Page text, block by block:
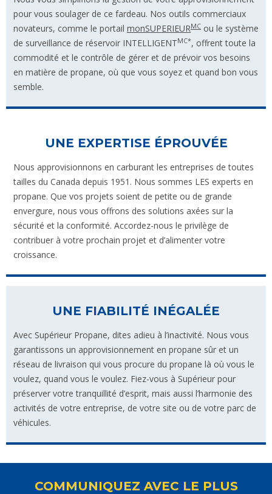
pour vous soulager de ce fardeau. Nos outils commerciaux
novateurs, comme le portail monSUPERIEURMC ou le système
de surveillance de réservoir INTELLIGENTMC*, offrent toute la
commodité et le contrôle de gérer et de prévoir vos besoins
en matière de propane, où que vous soyez et quand bon vous
semble.
UNE EXPERTISE ÉPROUVÉE
Nous approvisionnons en carburant les entreprises de toutes
tailles du Canada depuis 1951. Nous sommes LES experts en
propane. Que vos projets soient de petite ou de grande
envergure, nous vous offrons des solutions axées sur la
sécurité et la conformité. Accordez-nous le privilège de
contribuer à votre prochain projet et d’alimenter votre
croissance.
UNE FIABILITÉ INÉGALÉE
Avec Supérieur Propane, dites adieu à l’inactivité. Nous vous
garantissons un approvisionnement en propane sûr et un
réseau de livraison qui vous procure du propane là où vous le
voulez, quand vous le voulez. Fiez-vous à Supérieur pour
préserver votre tranquillité d’esprit, mais aussi l’harmonie des
activités de votre entreprise, de votre site ou de votre parc de
véhicules.
COMMUNIQUEZ AVEC LE PLUS